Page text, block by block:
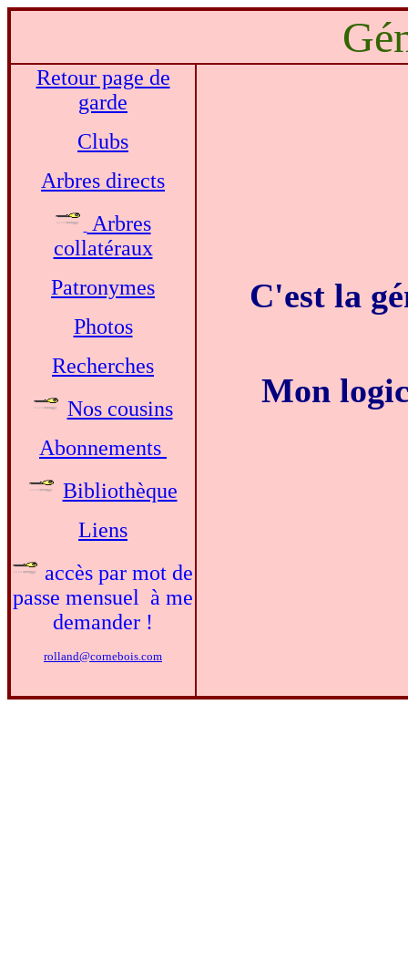
Retour page de
garde
Clubs
Arbres directs
Arbres
collatéraux
Patronymes
Photos
Recherches
Nos cousins
Abonnements
Bibliothèque
Liens
accès par mot de
passe mensuel à me
demander !
rolland@cornebois.com
C'est la
Mon